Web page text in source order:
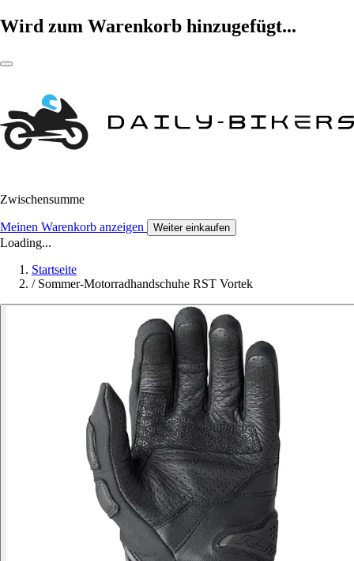
Wird zum Warenkorb hinzugefügt...
Zwischensumme
Meinen Warenkorb anzeigen Weiter einkaufen
Loading...
Startseite
/ Sommer-Motorradhandschuhe RST Vortek